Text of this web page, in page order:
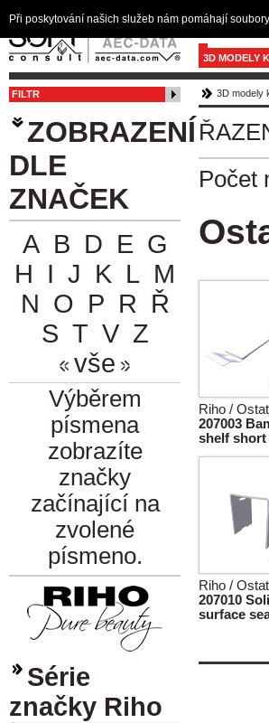
3D MODELY
FILTR
ZOBRAZENÍ
DLE
ZNAČEK
A B D E G
H I J K L M
N O P R Ř
S T V Z
vše
Výběrem
písmena
zobrazíte
značky
začínající na
zvolené
písmeno.
Série
značky Riho
3D modely
Počet
Riho /
207003
shelf short
Riho /
207010
surface
Při poskytování našich služeb nám pomáhají